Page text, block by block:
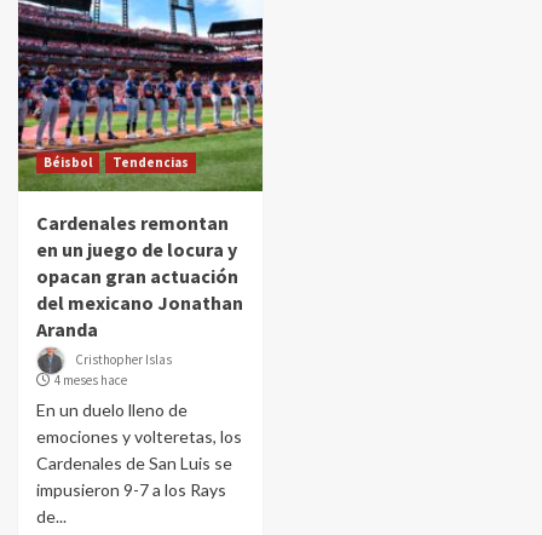
Béisbol Tendencias
Cardenales remontan
en un juego de locura y
opacan gran actuación
del mexicano Jonathan
Aranda
Cristhopher Islas
4 meses hace
En un duelo lleno de
emociones y volteretas, los
Cardenales de San Luis se
impusieron 9-7 a los Rays
de...